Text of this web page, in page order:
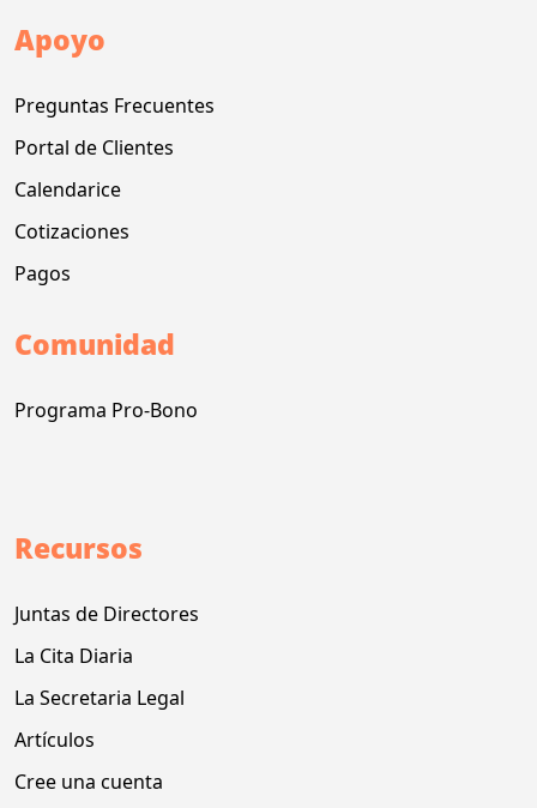
Apoyo
Preguntas Frecuentes
Portal de Clientes
Calendarice
Cotizaciones
Pagos
Comunidad
Programa Pro-Bono
Recursos
Juntas de Directores
La Cita Diaria
La Secretaria Legal
Artículos
Cree una cuenta